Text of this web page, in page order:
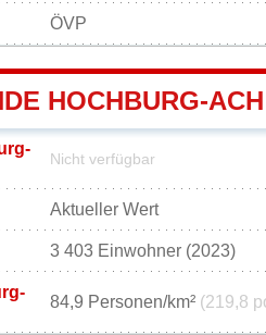
ÖVP
HOCHBURG-ACH
Nicht verfügbar
Aktueller Wert
3 403 Einwohner (2023)
84,9 Personen/km² (219,8